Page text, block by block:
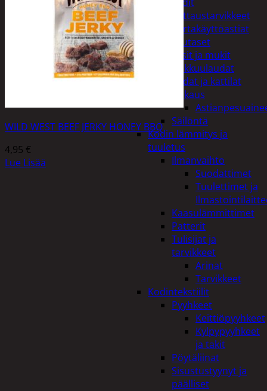
Kattaustarvikkeet
Kertakäyttöastiat
Lautaset
Lasit ja mukit
Leikkuulaudat
Padat ja kattilat
Tiskaus
Säilöntä
Kodin lämmitys ja
tuuletus
Ilmanvaihto
Suodattimet
Tuulettimet ja
Kaasulämmittimet
Patterit
Tulisijat ja
tarvikkeet
Arinat
Tarvikkeet
Kodintekstiilit
Pyyhkeet
Keittiöpyyhkeet
Kylpypyyhkeet
ja takit
Pöytäliinat
Sisustustyynyt ja
päälliset
WILD WEST BEEF JERKY HONEY BBQ
4,95 €
Lue Lisää